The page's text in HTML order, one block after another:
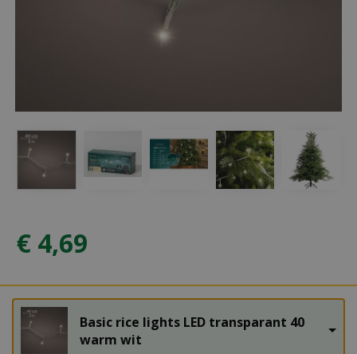
€ 4,69
Basic rice lights LED transparant 40
warm wit